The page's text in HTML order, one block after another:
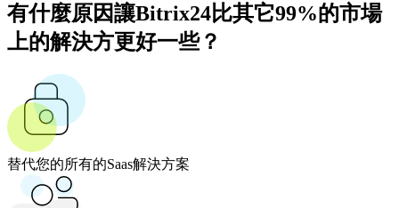
有什麼原因讓Bitrix24比其它99%的市場
上的解決方更好一些？
替代您的所有的Saas解決方案